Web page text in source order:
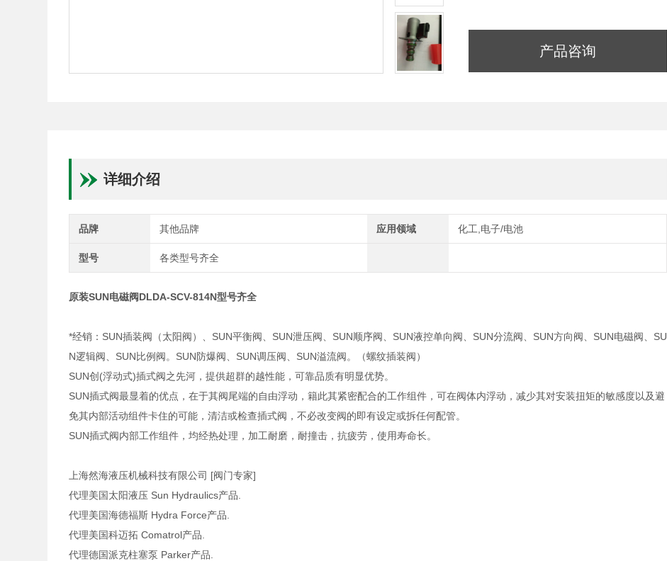
产品咨询
详细介绍
品牌 其他品牌 应用领域 化工,电子/电池
型号 各类型号齐全
原装SUN电磁阀DLDA-SCV-814N型号齐全
*经销：SUN插装阀（太阳阀）、SUN平衡阀、SUN泄压阀、SUN顺序阀、SUN液控单向阀、SUN分流阀、SUN方向阀、SUN电磁阀、SU
N逻辑阀、SUN比例阀。SUN防爆阀、SUN调压阀、SUN溢流阀。（螺纹插装阀）
SUN创(浮动式)插式阀之先河，提供超群的越性能，可靠品质有明显优势。
SUN插式阀最显着的优点，在于其阀尾端的自由浮动，籍此其紧密配合的工作组件，可在阀体内浮动，减少其对安装扭矩的敏感度以及避
免其内部活动组件卡住的可能，清洁或检查插式阀，不必改变阀的即有设定或拆任何配管。
SUN插式阀内部工作组件，均经热处理，加工耐磨，耐撞击，抗疲劳，使用寿命长。
上海然海液压机械科技有限公司 [阀门专家]
代理美国太阳液压 Sun Hydraulics产品.
代理美国海德福斯 Hydra Force产品.
代理美国科迈拓 Comatrol产品.
代理德国派克柱塞泵 Parker产品.